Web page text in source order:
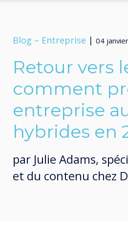
Blog – Entreprise | 04
Retour vers
comment
entreprise
hybrides en
par Julie Adams,
et du contenu chez